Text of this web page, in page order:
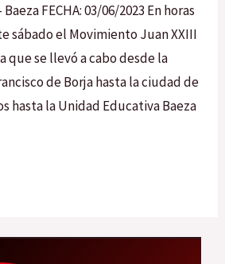
Baeza FECHA: 03/06/2023 En horas
sábado el Movimiento Juan XXIII
que se llevó a cabo desde la
de Borja hasta la ciudad de
hasta la Unidad Educativa Baeza